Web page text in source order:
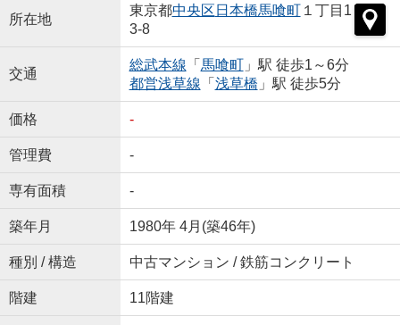
所在地
東京都中央区 日本橋馬喰町１丁目1
3-8
交通
総武本線 「 馬喰町」駅 徒歩1～6分
都営浅草線 「 浅草橋 」駅 徒歩5分
価格 -
管理費 -
専有面積 -
築年月 1980年 4月(築46年)
種別 / 構造 中古マンション / 鉄筋コンクリート
階建 11階建